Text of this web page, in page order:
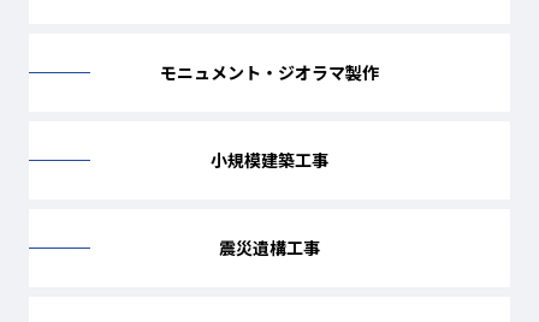
モニュメント・ジオラマ製作
小規模建築工事
震災遺構工事